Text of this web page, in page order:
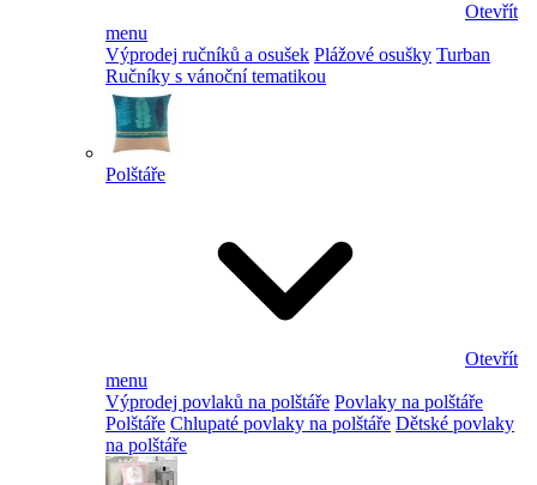
Otevřít
menu
Výprodej ručníků a osušek Plážové osušky Turban
Ručníky s vánoční tematikou
Polštáře
Otevřít
menu
Výprodej povlaků na polštáře Povlaky na polštáře
Polštáře Chlupaté povlaky na polštáře Dětské povlaky
na polštáře